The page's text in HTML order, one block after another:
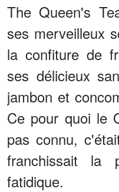
The Queen's
ses merveilleux
la confiture de
ses délicieux
jambon et
Ce pour quoi le
pas connu,
franchissait la
fatidique.